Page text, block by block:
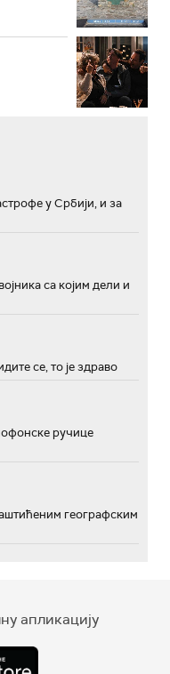
у Србији, и за
са којим дели и
се, то је здраво
ручице
географским
апликацију